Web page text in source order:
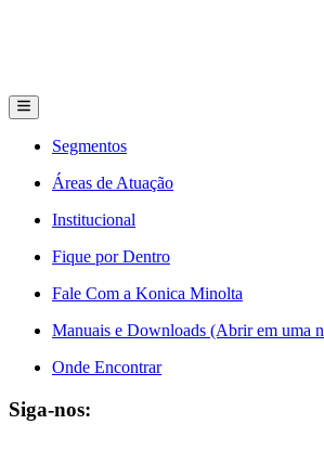
Segmentos
Áreas de Atuação
Institucional
Fique por Dentro
Fale Com a Konica Minolta
Manuais e Downloads (Abrir em uma
Onde Encontrar
Siga-nos: